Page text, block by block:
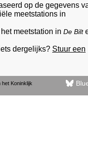
op de gegevens
meetstations in
meetstation in De Bilt
dergelijks? Stuur een
Koninklijk